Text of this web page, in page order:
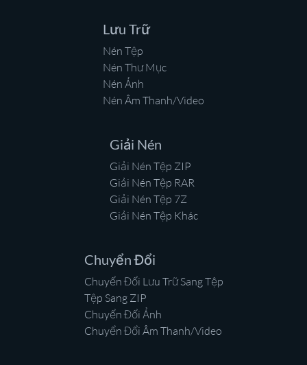
Lưu Trữ
Nén Tệp
Nén Thư Mục
Nén Ảnh
Nén Âm Thanh/Video
Giải Nén
Giải Nén Tệp ZIP
Giải Nén Tệp RAR
Giải Nén Tệp 7Z
Giải Nén Tệp Khác
Chuyển Đổi
Chuyển Đổi Lưu Trữ Sang Tệp
Tệp Sang ZIP
Chuyển Đổi Ảnh
Chuyển Đổi Âm Thanh/Video